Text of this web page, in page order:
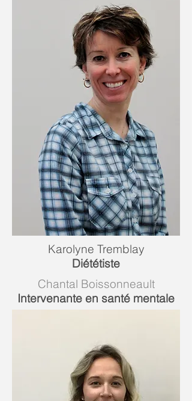
Karolyne Tremblay
Diététiste
Chantal Boissonneault
Intervenante en santé mentale